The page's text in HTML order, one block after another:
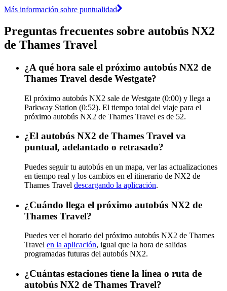
Más información sobre puntualidad
Preguntas frecuentes sobre autobús NX2
de Thames Travel
¿A qué hora sale el próximo autobús NX2 de
Thames Travel desde Westgate?
El próximo autobús NX2 sale de Westgate (0:00) y llega a
Parkway Station (0:52). El tiempo total del viaje para el
próximo autobús NX2 de Thames Travel es de 52.
¿El autobús NX2 de Thames Travel va
puntual, adelantado o retrasado?
Puedes seguir tu autobús en un mapa, ver las actualizaciones
en tiempo real y los cambios en el itinerario de NX2 de
Thames Travel descargando la aplicación.
¿Cuándo llega el próximo autobús NX2 de
Thames Travel?
Puedes ver el horario del próximo autobús NX2 de Thames
Travel en la aplicación, igual que la hora de salidas
programadas futuras del autobús NX2.
¿Cuántas estaciones tiene la línea o ruta de
autobús NX2 de Thames Travel?